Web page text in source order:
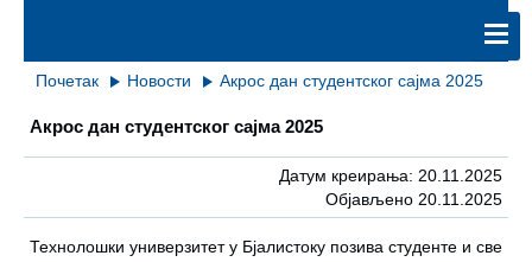
Почетак Новости Акрос дан студентског сајма 2025
Акрос дан студентског сајма 2025
Датум креирања: 20.11.2025
Објављено 20.11.2025
Технолошки универзитет у Бјалистоку позива студенте и све